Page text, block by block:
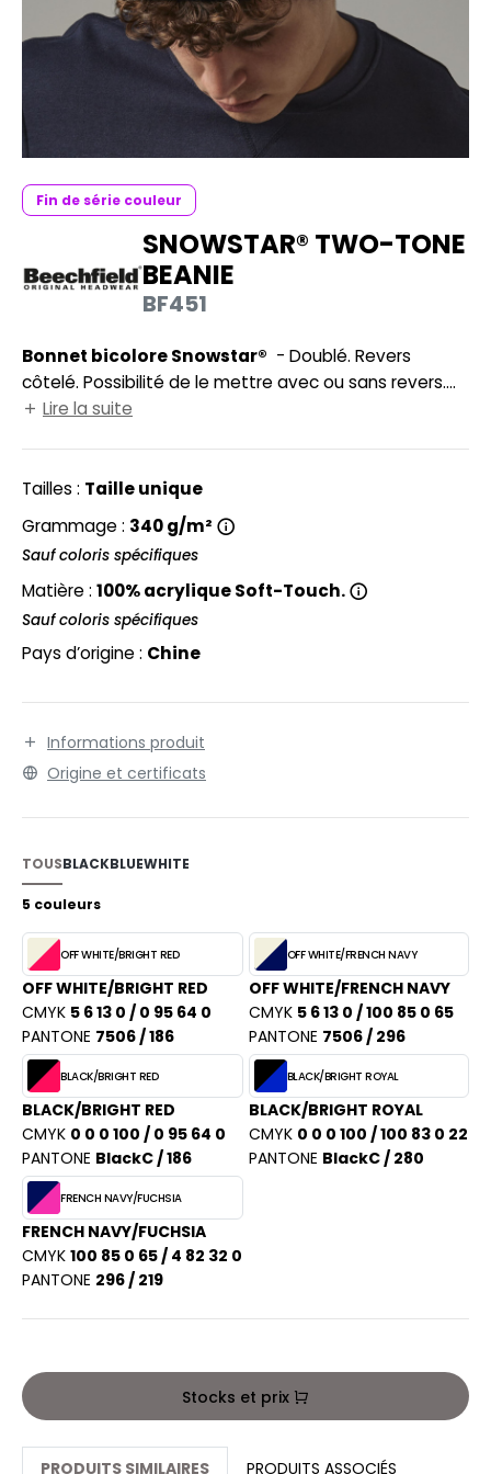
DE SERIE
MODULABLES
DE MAISON
VETEMENTS
SHIRT
SHIRT
PROFESSIONNELLE
- BLOUSON
YOUR BRAND
BY PROMODORO
HALES
ROW
OF THE LOOM
OF THE LOOM VINTAGE
- BLANKS
COOL
HOODS
T'S
Fin de série couleur
SNOWSTAR® TWO-TONE
BEANIE
BF451
Bonnet bicolore Snowstar®
côtelé. Possibilité de le mettre avec ou sans revers.
Pompon et revers contrastés.
Lire la suite
Tailles : Taille unique
Grammage : 340 g/m²
Sauf coloris spécifiques
Matière : 100% acrylique Soft-Touch.
Sauf coloris spécifiques
Pays d’origine : Chine
Informations produit
Origine et certificats
TOUSBLACKBLUEWHITE
5 couleurs
OFF WHITE/BRIGHT RED
OFF WHITE/BRIGHT RED
CMYK 5 6 13 0 / 0 95 64 0
PANTONE 7506 / 186
OFF WHITE/FRENCH NAVY
OFF WHITE/FRENCH NAVY
CMYK 5 6 13 0 / 100 85 0 65
PANTONE 7506 / 296
BLACK/BRIGHT RED
BLACK/BRIGHT RED
CMYK 0 0 0 100 / 0 95 64 0
PANTONE BlackC / 186
BLACK/BRIGHT ROYAL
BLACK/BRIGHT ROYAL
CMYK 0 0 0 100 / 100 83 0 22
PANTONE BlackC / 280
FRENCH NAVY/FUCHSIA
FRENCH NAVY/FUCHSIA
CMYK 100 85 0 65 / 4 82 32 0
PANTONE 296 / 219
Stocks et prix
PRODUITS SIMILAIRES PRODUITS ASSOCIÉS